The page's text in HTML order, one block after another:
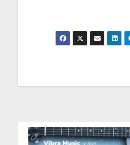
de